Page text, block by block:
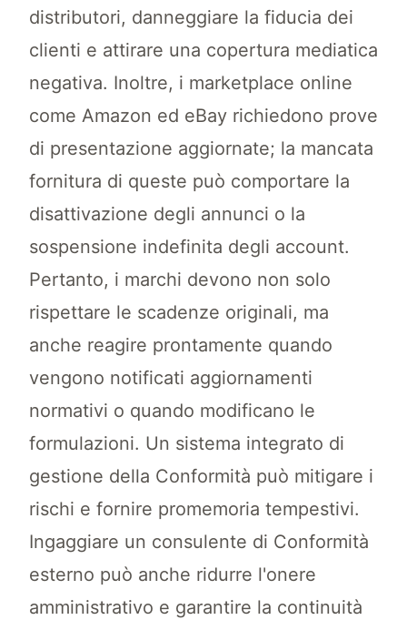
distributori, danneggiare la fiducia dei
clienti e attirare una copertura mediatica
negativa. Inoltre, i marketplace online
come Amazon ed eBay richiedono prove
di presentazione aggiornate; la mancata
fornitura di queste può comportare la
disattivazione degli annunci o la
sospensione indefinita degli account.
Pertanto, i marchi devono non solo
rispettare le scadenze originali, ma
anche reagire prontamente quando
vengono notificati aggiornamenti
normativi o quando modificano le
formulazioni. Un sistema integrato di
gestione della Conformità può mitigare i
rischi e fornire promemoria tempestivi.
Ingaggiare un consulente di Conformità
esterno può anche ridurre l'onere
amministrativo e garantire la continuità